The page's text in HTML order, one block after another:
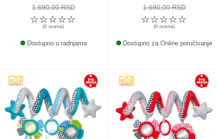
011 438 1 000
1.690,00 RSD
☆
☆
☆
☆
☆
(0 ocena)
Dostupno u radnjama
1.690,00 RSD
☆
☆
☆
☆
☆
(0 ocena)
Dostupno za Online poručivanje